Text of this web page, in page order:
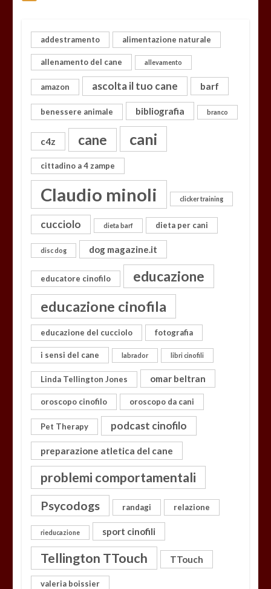
addestramento alimentazione naturale
allenamento del cane allevamento
amazon ascolta il tuo cane barf
benessere animale bibliografia branco
c4z cane cani
cittadino a 4 zampe
Claudio minoli clicker training
cucciolo dieta barf dieta per cani
disc dog dog magazine.it
educatore cinofilo educazione
educazione cinofila
educazione del cucciolo fotografia
i sensi del cane labrador libri cinofili
Linda Tellington Jones omar beltran
oroscopo cinofilo oroscopo da cani
Pet Therapy podcast cinofilo
preparazione atletica del cane
problemi comportamentali
Psycodogs randagi relazione
rieducazione sport cinofili
Tellington TTouch TTouch
valeria boissier